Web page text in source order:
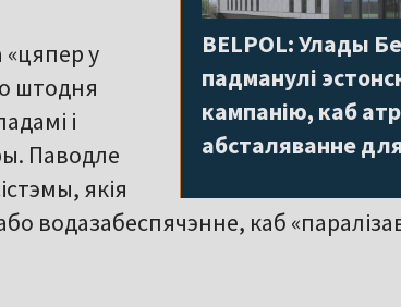
BELPOL: Улады
падманулі
кампанію, каб
абсталяванне
«цяпер у
штодня
і
Паводле
якія
водазабеспячэнне, каб